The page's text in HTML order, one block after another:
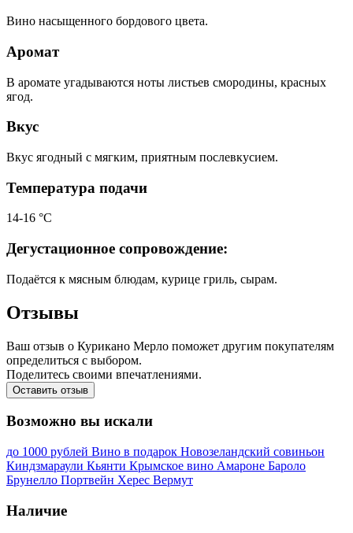
Вино насыщенного бордового цвета.
Аромат
В аромате угадываются ноты листьев смородины, красных
ягод.
Вкус
Вкус ягодный с мягким, приятным послевкусием.
Температура подачи
14-16 °С
Дегустационное сопровождение:
Подаётся к мясным блюдам, курице гриль, сырам.
Отзывы
Ваш отзыв о Курикано Мерло поможет другим покупателям
определиться с выбором.
Поделитесь своими впечатлениями.
Оставить отзыв
Возможно вы искали
до 1000 рублей Вино в подарок Новозеландский совиньон
Киндзмараули Кьянти Крымское вино Амароне Бароло
Брунелло Портвейн Херес Вермут
Наличие